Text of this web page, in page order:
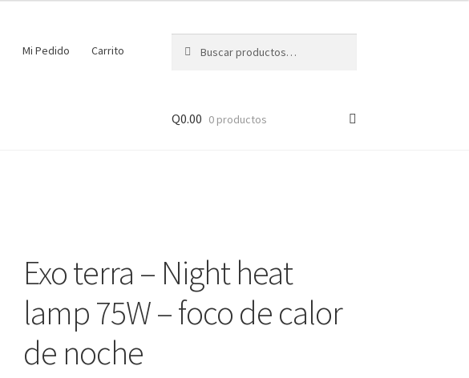
Mi Pedido Carrito
por:
Q0.00 0 productos
Exo terra – Night heat
lamp 75W – foco de calor
de noche